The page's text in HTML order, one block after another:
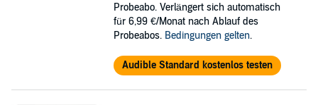
Probeabo. Verlängert sich automatisch
für 6,99 €/Monat nach Ablauf des
Probeabos. Bedingungen gelten.
Audible Standard kostenlos testen